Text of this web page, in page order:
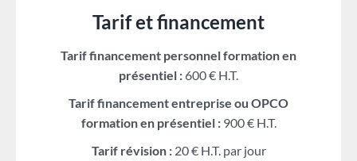
Tarif et financement
Tarif financement personnel formation en
présentiel : 600 € H.T.
Tarif financement entreprise ou OPCO
formation en présentiel : 900 € H.T.
Tarif révision : 20 € H.T. par jour